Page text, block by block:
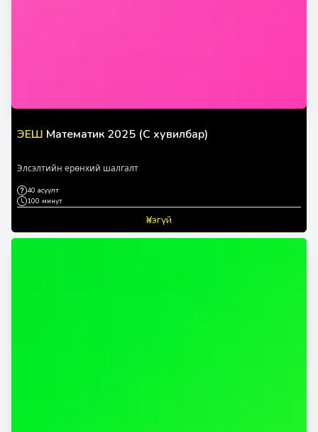
ЭЕШ Математик 2025 (C хувилбар)
Элсэлтийн ерөнхий шалгалт
40 асуулт
100 минут
Үнэгүй